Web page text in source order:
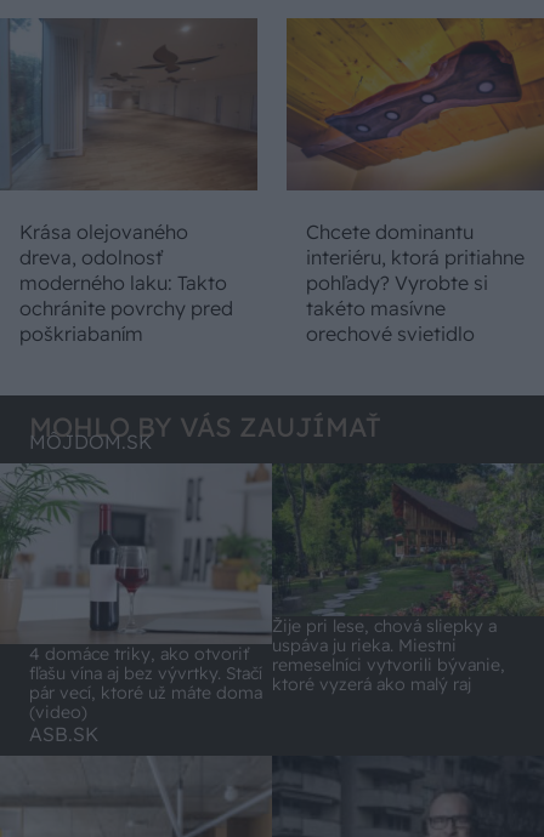
Krása olejovaného
dreva, odolnosť
moderného laku: Takto
ochránite povrchy pred
poškriabaním
Chcete dominantu
interiéru, ktorá pritiahne
pohľady? Vyrobte si
takéto masívne
orechové svietidlo
MOHLO BY VÁS ZAUJÍMAŤ
MÔJDOM.SK
4 domáce triky, ako otvoriť
fľašu vína aj bez vývrtky. Stačí
pár vecí, ktoré už máte doma
(video)
Žije pri lese, chová sliepky a
uspáva ju rieka. Miestni
remeselníci vytvorili bývanie,
ktoré vyzerá ako malý raj
ASB.SK